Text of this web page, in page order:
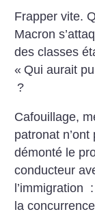
Frapper vite.
Macron
des classes
« Qui aurait
?
Cafouillage,
patronat
démonté le
conducteur
l’immigration
la